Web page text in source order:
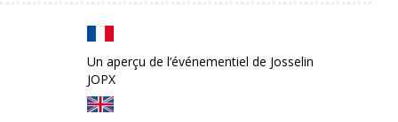
Un aperçu de l’événementiel de Josselin
JOPX